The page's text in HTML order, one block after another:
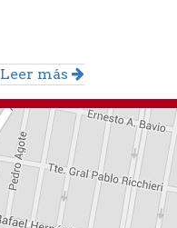
Leer más